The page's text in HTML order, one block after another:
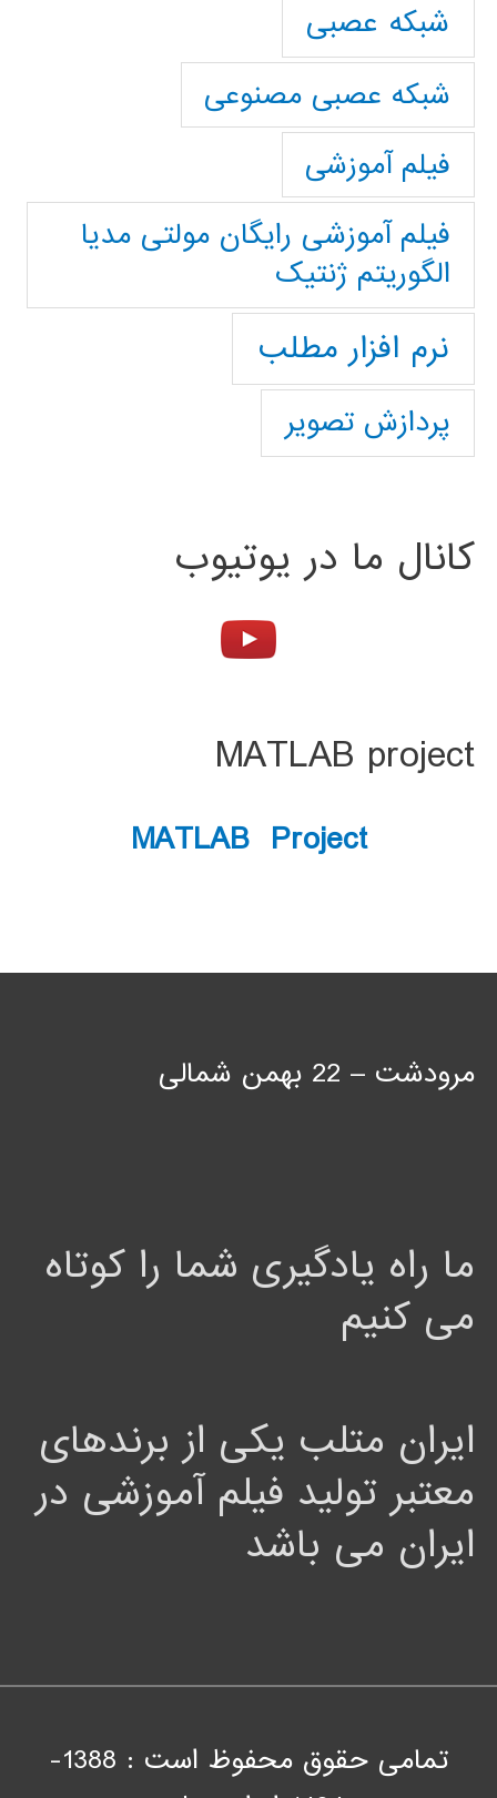
شبکه عصبی
شبکه عصبی مصنوعی
فیلم آموزشی
فیلم آموزشی رایگان مولتی مدیا
الگوریتم ژنتیک
نرم افزار مطلب
پردازش تصویر
کانال ما در یوتیوب
MATLAB project
MATLAB Project
مرودشت – 22 بهمن شمالی
ما راه یادگیری شما را کوتاه
می کنیم
ایران متلب یکی از برندهای
معتبر تولید فیلم آموزشی در
ایران می باشد
تمامی حقوق محفوظ است : 1388-